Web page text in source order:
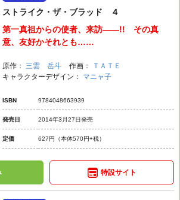
ストライク・ザ・ブラッド ４
第一真祖からの使者、来訪――!! その真
意、友好かそれとも……
原作： 三雲 岳斗 作画：
ＴＡＴＥ
キャラクターデザイン： マニャ子
ISBN 9784048663939
発売日 2014年3月27日発売
定価 627円 （本体570円+税）
特設サイト